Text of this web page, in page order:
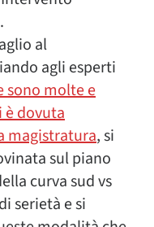
al
agli esperti
sono molte e
è dovuta
magistratura, si
sul piano
curva sud vs
serietà e si